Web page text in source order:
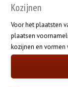
Kozijnen
Voor het plaatsten
plaatsen
kozijnen en vormen